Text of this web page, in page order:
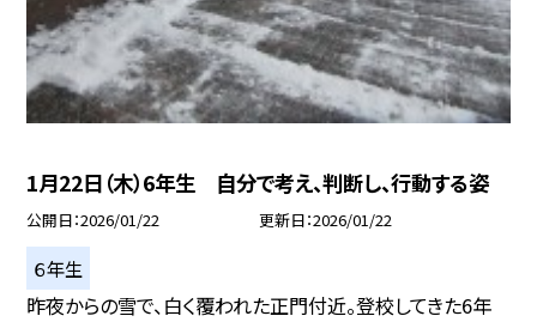
1月22日（木）6年生 自分で考え、判断し、行動する姿
公開日 2026/01/22 更新日 2026/01/22
６年生
昨夜からの雪で、白く覆われた正門付近。登校してきた6年